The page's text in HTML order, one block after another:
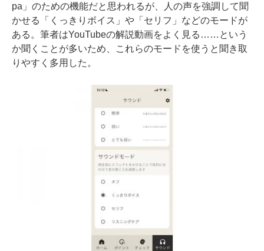
pa」のための機能だと思われるが、人の声を強調して聞
かせる「くっきりボイス」や「セリフ」などのモードが
ある。筆者はYouTubeの解説動画をよく見る……という
か聞くことが多いため、これらのモードを使うと聞き取
りやすく多用した。